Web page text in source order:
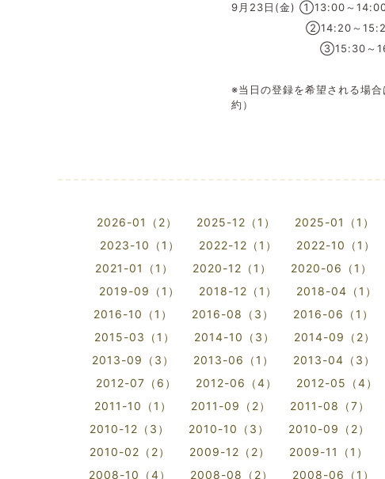
9月23日(金) ①13:00～
②14:20～15:20
③15:30～
※当日の登録を希望される場
約）
2026-01（2） 2025-12（1） 2025-01（1）
2023-10（1）
2022-12（1） 2022-10（1）
2021-01（1）
2020-12（1） 2020-06（1）
2019-09（1）
2018-12（1） 2018-04（1）
2016-10（1）
2016-08（3） 2016-06（1）
2015-03（1）
2014-10（3） 2014-09（2）
2013-09（3）
2013-06（1） 2013-04（3）
2012-07（6）
2012-06（4） 2012-05（4）
2011-10（1）
2011-09（2） 2011-08（7）
2010-12（3）
2010-10（3） 2010-09（2）
2010-02（2）
2009-12（2） 2009-11（1）
2008-10（4）
2008-08（2） 2008-06（1）